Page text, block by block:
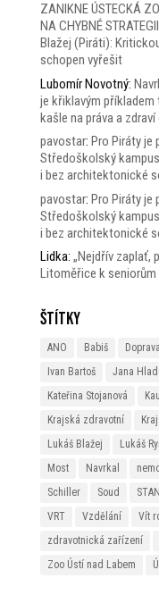
ZANIKNE ÚSTECKÁ
NA CHYBNÉ
Blažej (Piráti):
schopen vyřešit
Lubomír Novotný:
je křiklavým
kašle na práva a zdraví
pavostar: Pro Piráty je
Středoškolský
i bez architektonické
pavostar: Pro Piráty je
Středoškolský
i bez architektonické
Lidka: „Nejdřív zaplať,
Litoměřice k
Štítky
ANO Babiš Doprava
Ivan Bartoš
Jana
Kateřina Stojanová
Krajská zdravotní
Lukáš Blažej
Lukáš
Most
Navrkal
Schiller
Soud STAN
VRT
Vzdělání Vít
zdravotnická zařízení
Zoo Ústí nad Labem